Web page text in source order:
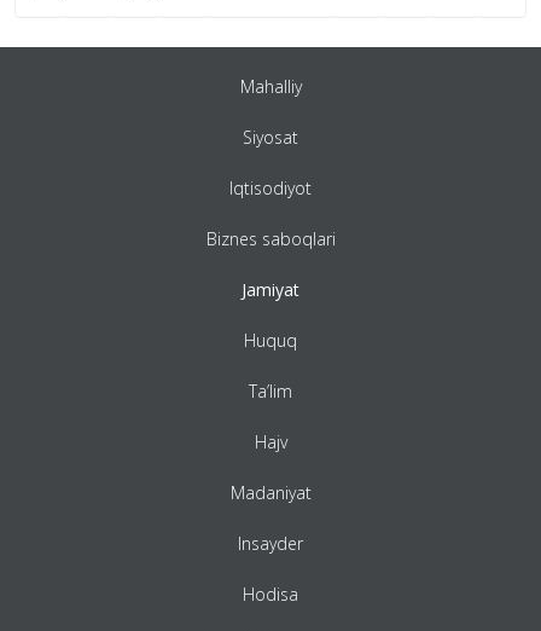
Mahalliy
Siyosat
Iqtisodiyot
Biznes saboqlari
Jamiyat
Huquq
Ta’lim
Hajv
Madaniyat
Insayder
Hodisa